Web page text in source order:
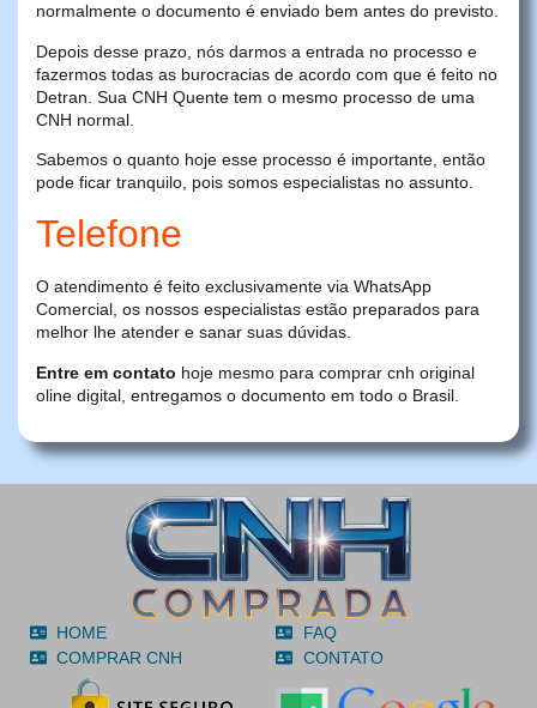
normalmente o documento é enviado bem antes do previsto.
Depois desse prazo, nós darmos a entrada no processo e
fazermos todas as burocracias de acordo com que é feito no
Detran. Sua CNH Quente tem o mesmo processo de uma
CNH normal.
Sabemos o quanto hoje esse processo é importante, então
pode ficar tranquilo, pois somos especialistas no assunto.
Telefone
O atendimento é feito exclusivamente via WhatsApp
Comercial, os nossos especialistas estão preparados para
melhor lhe atender e sanar suas dúvidas.
Entre em contato hoje mesmo para comprar cnh original
oline digital, entregamos o documento em todo o Brasil.
HOME
COMPRAR CNH
FAQ
CONTATO